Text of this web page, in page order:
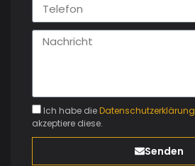
Ich habe dieDatenschutzerklärung
akzeptiere diese.
Senden